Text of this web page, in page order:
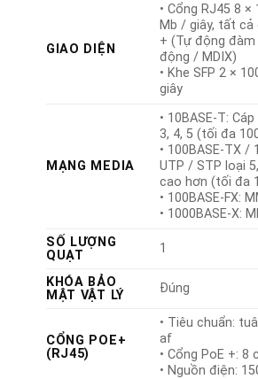
GIAO DIỆN
• Cổng RJ45 8
Mb / giây, tất
+ (Tự động
động / MDIX)
• Khe SFP 2 ×
giây
MẠNG MEDIA
• 10BASE-T:
3, 4, 5 (tối đa
• 100BASE-TX /
UTP / STP loại
cao hơn (tối đa
• 100BASE-FX:
• 1000BASE-X:
SỐ LƯỢNG
QUẠT
1
KHÓA BẢO
MẬT VẬT LÝ
Đúng
CỔNG POE+
(RJ45)
• Tiêu chuẩn:
af
• Cổng PoE +: 8
• Nguồn điện: